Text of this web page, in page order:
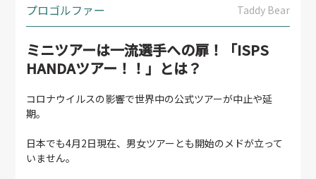
プロゴルファー Taddy Bear
ミニツアーは一流選手への扉！「ISPS
HANDAツアー！！」とは？
コロナウイルスの影響で世界中の公式ツアーが中止や延
期。
日本でも4月2日現在、男女ツアーとも開始のメドが立って
いません。